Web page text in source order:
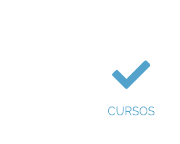
CURSOS